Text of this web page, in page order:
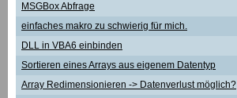
MSGBox Abfrage
einfaches makro zu schwierig für mich.
DLL in VBA6 einbinden
Sortieren eines Arrays aus eigenem Datentyp
Array Redimensionieren -> Datenverlust möglich?